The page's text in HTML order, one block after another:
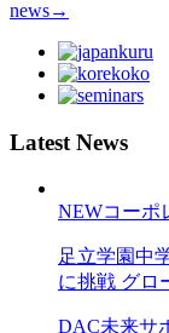
news→
Latest News
NEWコーポ
足立学園中
に挑戦 グロ
DAC未来サ